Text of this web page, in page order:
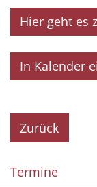
Hier geht es
In Kalender
Zurück
Termine